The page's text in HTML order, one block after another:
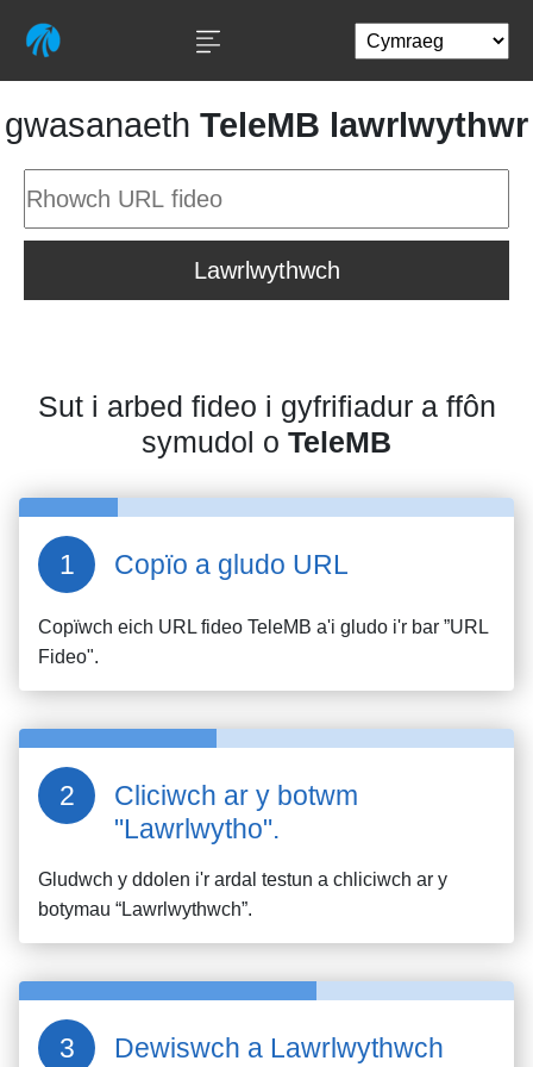
gwasanaeth TeleMB lawrlwythwr
Lawrlwythwch
Sut i arbed fideo i gyfrifiadur a ffôn
symudol o TeleMB
Copïo a gludo URL
Copïwch eich URL fideo TeleMB a'i gludo i'r bar ”URL
Fideo".
Cliciwch ar y botwm
"Lawrlwytho".
Gludwch y ddolen i'r ardal testun a chliciwch ar y
botymau “Lawrlwythwch”.
Dewiswch a Lawrlwythwch